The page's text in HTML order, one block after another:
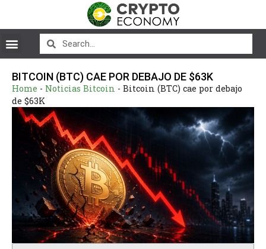
BITCOIN (BTC) CAE POR DEBAJO DE $63K
Home - Noticias Bitcoin - Bitcoin (BTC) cae por debajo
de $63K